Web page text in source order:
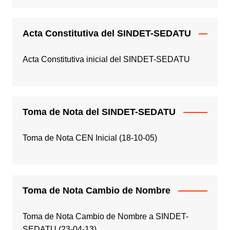
Acta Constitutiva del SINDET-SEDATU
Acta Constitutiva inicial del SINDET-SEDATU
Toma de Nota del SINDET-SEDATU
Toma de Nota CEN Inicial (18-10-05)
Toma de Nota Cambio de Nombre
Toma de Nota Cambio de Nombre a SINDET-